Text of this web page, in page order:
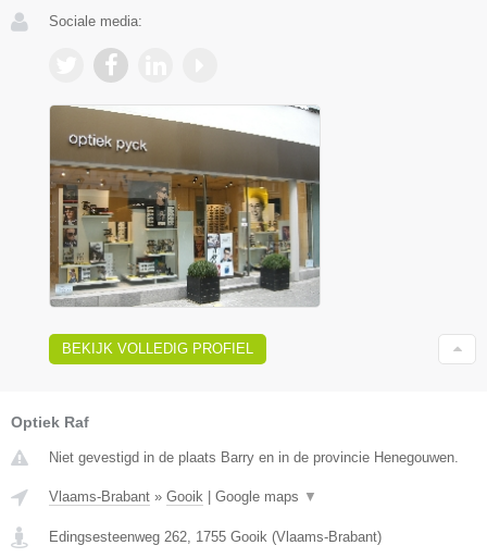
Sociale media:
BEKIJK VOLLEDIG PROFIEL
Optiek Raf
Niet gevestigd in de plaats Barry en in de provincie Henegouwen.
Vlaams-Brabant » Gooik Google maps ▼
Edingsesteenweg 262, 1755 Gooik (Vlaams-Brabant)